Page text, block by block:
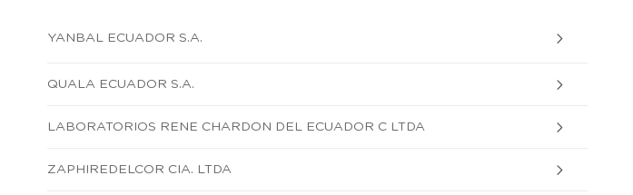
YANBAL ECUADOR S.A.
QUALA ECUADOR S.A.
LABORATORIOS RENE CHARDON DEL ECUADOR C LTDA
ZAPHIREDELCOR CIA. LTDA